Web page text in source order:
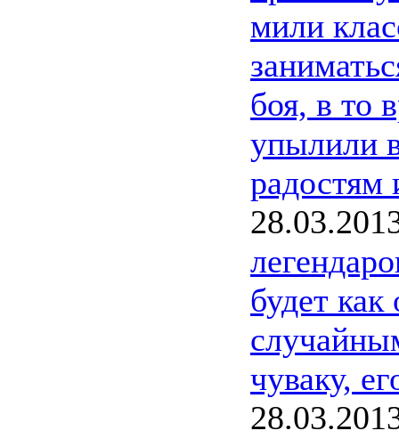
мили
боя, в то
упылили
радостям
будет
чуваку,